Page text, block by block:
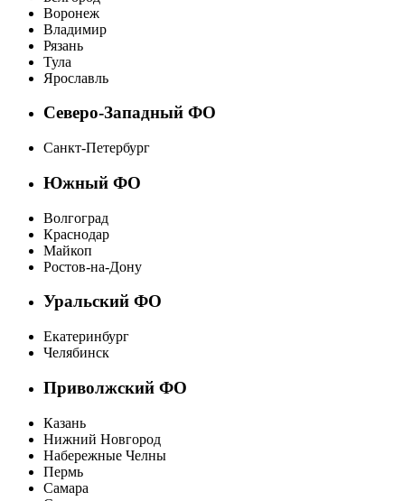
Воронеж
Владимир
Рязань
Тула
Ярославль
Северо-Западный ФО
Санкт-Петербург
Южный ФО
Волгоград
Краснодар
Майкоп
Ростов-на-Дону
Уральский ФО
Екатеринбург
Челябинск
Приволжский ФО
Казань
Нижний Новгород
Набережные Челны
Пермь
Самара